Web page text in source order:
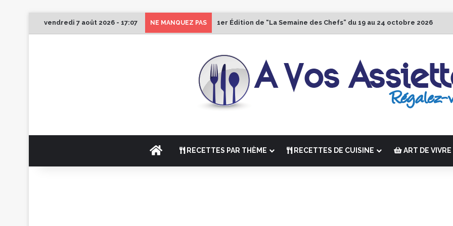
vendredi 7 août 2026 - 17:07 NE MANQUEZ PAS 1er Édition de “La Semaine des Chefs” du 19 au 24 octobre 2026
ACCUEILRECETTES PAR THÈME RECETTES DE CUISINE ART DE VIVRE